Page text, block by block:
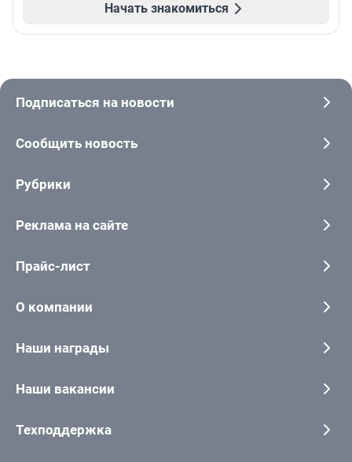
Начать знакомиться
Подписаться на новости
Сообщить новость
Рубрики
Реклама на сайте
Прайс-лист
О компании
Наши награды
Наши вакансии
Техподдержка